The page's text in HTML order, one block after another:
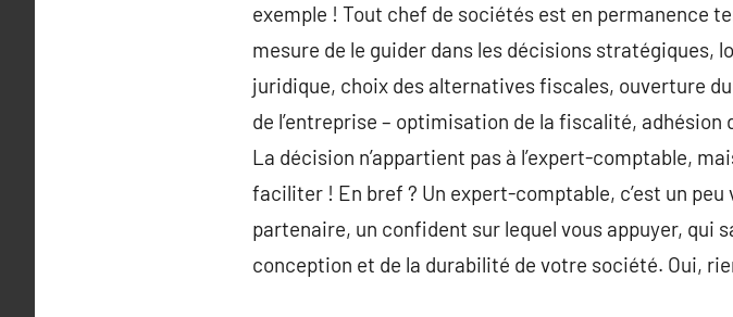
exemple ! Tout chef de sociétés est en permanence
mesure de le guider dans les décisions stratégiques,
juridique, choix des alternatives fiscales, ouverture
de l’entreprise – optimisation de la fiscalité,
La décision n’appartient pas à l’expert-comptable,
faciliter ! En bref ? Un expert-comptable, c’est un
partenaire, un confident sur lequel vous appuyer, qui
conception et de la durabilité de votre société. Oui,